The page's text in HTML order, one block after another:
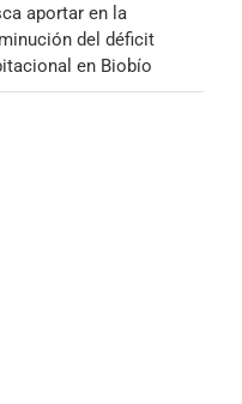
aportar en la
del déficit
en Biobío